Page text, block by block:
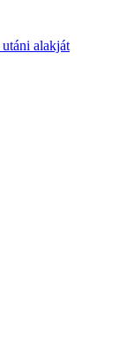
alakját